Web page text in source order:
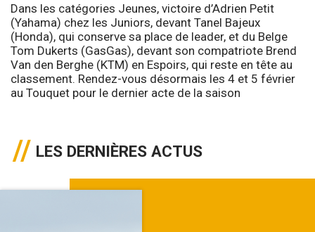
Dans les catégories Jeunes, victoire d’Adrien Petit
(Yahama) chez les Juniors, devant Tanel Bajeux
(Honda), qui conserve sa place de leader, et du Belge
Tom Dukerts (GasGas), devant son compatriote Brend
Van den Berghe (KTM) en Espoirs, qui reste en tête au
classement. Rendez-vous désormais les 4 et 5 février
au Touquet pour le dernier acte de la saison
LES DERNIÈRES ACTUS